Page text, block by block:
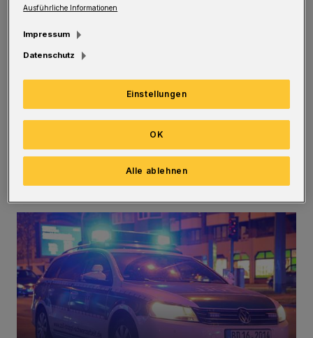
Zwei Personen wurden festgenommen. Es gab
acht Ordnungswidrigkeitenanzeigen und vier
Strafanzeigen, unter anderem wegen
Verstößen gegen das Tabaksteuergesetz und
Nichtraucherschutzgesetz. Außerdem wurde
Shisha-Tabak beschlagnahmt.(Bilder:)
Ausführliche Informationen
Impressum
Datenschutz
Einstellungen
Alle ablehnen
OK